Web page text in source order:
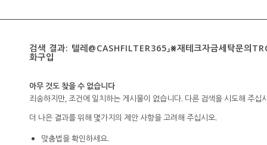
검색 결과: 텔레@CASHFILTER365」⨳재테크자금세탁문의
화구입
아무 것도 찾을 수 없습니다
죄송하지만, 조건에 일치하는 게시물이 없습니다. 다른 검색을 시도해 주십
더 나은 결과를 위해 몇가지의 제안 사항을 고려해 주십시오.
맞춤법을 확인하세요.